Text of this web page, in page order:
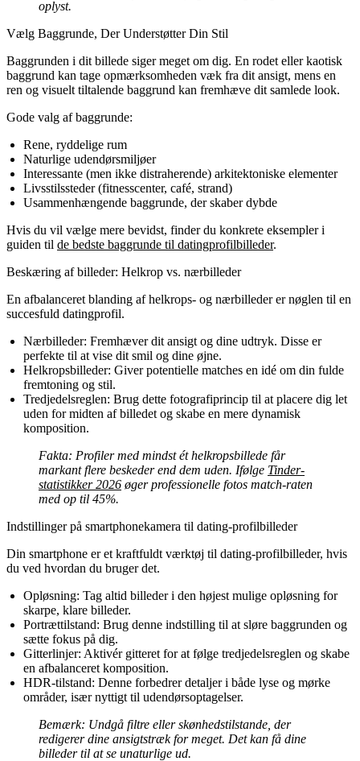
oplyst.
Vælg Baggrunde, Der Understøtter Din Stil
Baggrunden i dit billede siger meget om dig. En rodet eller kaotisk
baggrund kan tage opmærksomheden væk fra dit ansigt, mens en
ren og visuelt tiltalende baggrund kan fremhæve dit samlede look.
Gode valg af baggrunde:
Rene, ryddelige rum
Naturlige udendørsmiljøer
Interessante (men ikke distraherende) arkitektoniske elementer
Livsstilssteder (fitnesscenter, café, strand)
Usammenhængende baggrunde, der skaber dybde
Hvis du vil vælge mere bevidst, finder du konkrete eksempler i
guiden til de bedste baggrunde til datingprofilbilleder.
Beskæring af billeder: Helkrop vs. nærbilleder
En afbalanceret blanding af helkrops- og nærbilleder er nøglen til en
succesfuld datingprofil.
Nærbilleder: Fremhæver dit ansigt og dine udtryk. Disse er
perfekte til at vise dit smil og dine øjne.
Helkropsbilleder: Giver potentielle matches en idé om din fulde
fremtoning og stil.
Tredjedelsreglen: Brug dette fotografiprincip til at placere dig let
uden for midten af billedet og skabe en mere dynamisk
komposition.
Fakta: Profiler med mindst ét helkropsbillede får
markant flere beskeder end dem uden. Ifølge Tinder-
statistikker 2026 øger professionelle fotos match-raten
med op til 45%.
Indstillinger på smartphonekamera til dating-profilbilleder
Din smartphone er et kraftfuldt værktøj til dating-profilbilleder, hvis
du ved hvordan du bruger det.
Opløsning: Tag altid billeder i den højest mulige opløsning for
skarpe, klare billeder.
Portrættilstand: Brug denne indstilling til at sløre baggrunden og
sætte fokus på dig.
Gitterlinjer: Aktivér gitteret for at følge tredjedelsreglen og skabe
en afbalanceret komposition.
HDR-tilstand: Denne forbedrer detaljer i både lyse og mørke
områder, især nyttigt til udendørsoptagelser.
Bemærk: Undgå filtre eller skønhedstilstande, der
redigerer dine ansigtstræk for meget. Det kan få dine
billeder til at se unaturlige ud.